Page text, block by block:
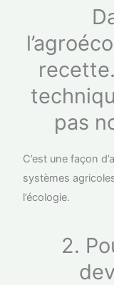
pas
C’est une façon
systèmes
l’écologie.
2.